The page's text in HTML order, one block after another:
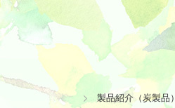
製品紹介（炭製品）